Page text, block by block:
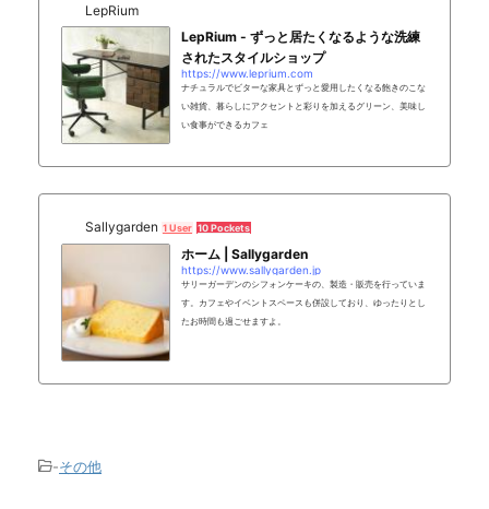
LepRium
LepRium - ずっと居たくなるような洗練
されたスタイルショップ
https://www.leprium.com
ナチュラルでビターな家具とずっと愛用したくなる飽きのこな
い雑貨、暮らしにアクセントと彩りを加えるグリーン、美味し
い食事ができるカフェ
Sallygarden 1 User 10 Pockets
ホーム | Sallygarden
https://www.sallygarden.jp
サリーガーデンのシフォンケーキの、製造・販売を行っていま
す。カフェやイベントスペースも併設しており、ゆったりとし
たお時間も過ごせますよ。
-その他